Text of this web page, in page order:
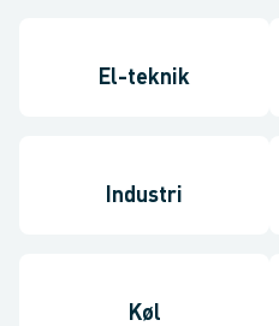
El-teknik
Industri
Køl